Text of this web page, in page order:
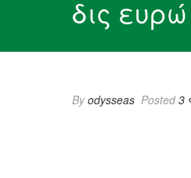
δις
Byodysseas Posted3